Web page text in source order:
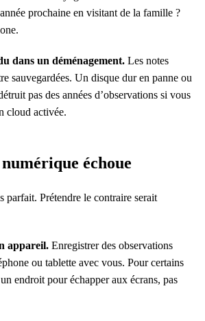
prochaine en visitant de la famille ?
dans un déménagement. Les notes
sauvegardées. Un disque dur en panne ou
pas des années d’observations si vous
cloud activée.
échoue
parfait. Prétendre le contraire serait
appareil. Enregistrer des observations
ou tablette avec vous. Pour certains
endroit pour échapper aux écrans, pas